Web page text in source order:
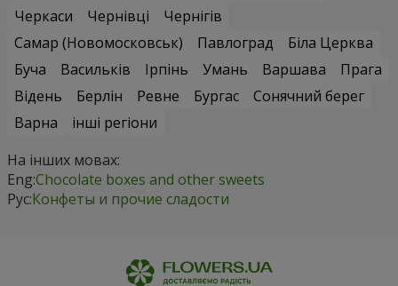
Черкаси
Чернівці
Чернігів
Самар (Новомосковськ)
Павлоград
Біла Церква
Буча
Васильків Ірпінь Умань Варшава
Прага
Відень
Берлін Ревне Бургас
Сонячний берег
Варна
інші регіони
На інших мовах:
Eng:Chocolate boxes and other sweets
Рус:Конфеты и прочие сладости